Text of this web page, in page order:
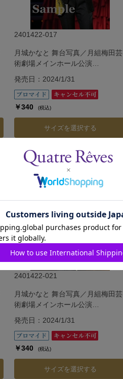
2401422-017
月城かなと 舞台写真／月組梅田芸
術劇場メインホール公演
『G.O.A.T』
発売日：2024/1/31
￥340 (税込)
サイズを選択する
2401422-021
月城かなと 舞台写真／月組梅田芸
術劇場メインホール公演
『G.O.A.T』
発売日：2024/1/31
￥340 (税込)
サイズを選択する